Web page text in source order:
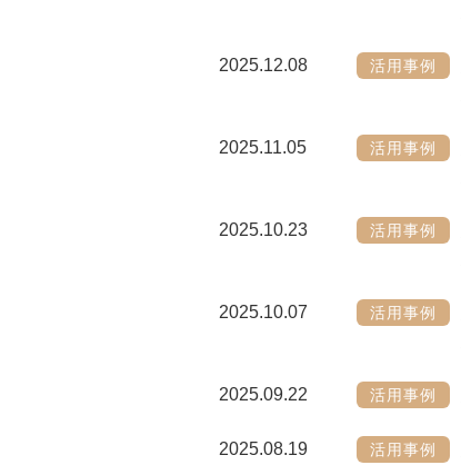
2025.12.08 活用事例
2025.11.05 活用事例
2025.10.23 活用事例
2025.10.07 活用事例
2025.09.22 活用事例
2025.08.19 活用事例